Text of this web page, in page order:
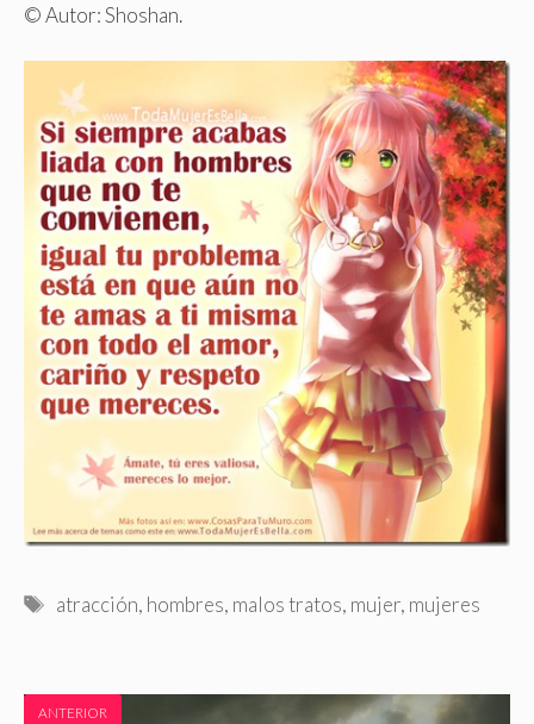
© Autor: Shoshan.
Etiquetas
atracción, hombres, malos tratos, mujer, mujeres
ANTERIOR